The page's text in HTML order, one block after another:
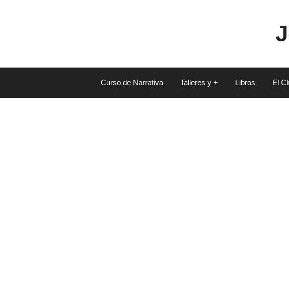
Curso de Narrativa Talleres y + Libros El